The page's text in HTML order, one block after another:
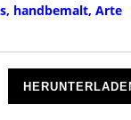
handbemalt, Arte